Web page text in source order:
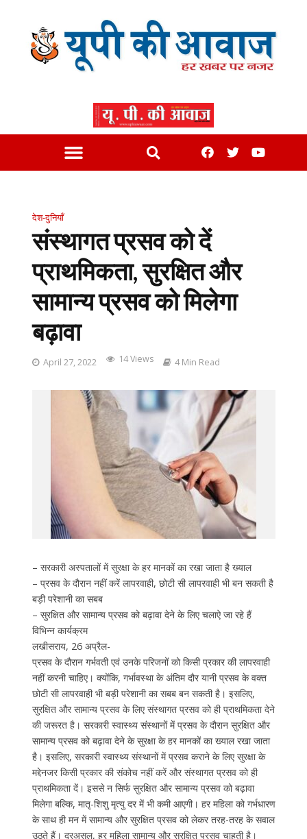
देश-दुनियाँ
संस्थागत प्रसव को दें
प्राथमिकता, सुरक्षित और
सामान्य प्रसव को मिलेगा
बढ़ावा
April 27, 2022 14 Views 4 Min Read
– सरकारी अस्पतालों में सुरक्षा के हर मानकों का रखा जाता है ख्याल
– प्रसव के दौरान नहीं करें लापरवाही, छोटी सी लापरवाही भी बन सकती है
बड़ी परेशानी का सबब
– सुरक्षित और सामान्य प्रसव को बढ़ावा देने के लिए चलाऐ जा रहे हैं
विभिन्न कार्यक्रम
लखीसराय, 26 अप्रैल-
प्रसव के दौरान गर्भवती एवं उनके परिजनों को किसी प्रकार की लापरवाही
नहीं करनी चाहिए। क्योंकि, गर्भावस्था के अंतिम दौर यानी प्रसव के वक्त
छोटी सी लापरवाही भी बड़ी परेशानी का सबब बन सकती है। इसलिए,
सुरक्षित और सामान्य प्रसव के लिए संस्थागत प्रसव को ही प्राथमिकता देने
की जरूरत है। सरकारी स्वास्थ्य संस्थानों में प्रसव के दौरान सुरक्षित और
सामान्य प्रसव को बढ़ावा देने के सुरक्षा के हर मानकों का ख्याल रखा जाता
है। इसलिए, सरकारी स्वास्थ्य संस्थानों में प्रसव कराने के लिए सुरक्षा के
मद्देनजर किसी प्रकार की संकोच नहीं करें और संस्थागत प्रसव को ही
प्राथमिकता दें। इससे न सिर्फ सुरक्षित और सामान्य प्रसव को बढ़ावा
मिलेगा बल्कि, मातृ-शिशु मृत्यु दर में भी कमी आएगी। हर महिला को गर्भधारण
के साथ ही मन में सामान्य और सुरक्षित प्रसव को लेकर तरह-तरह के सवाल
उठते हैं। दरअसल, हर महिला सामान्य और सुरक्षित प्रसव चाहती है।